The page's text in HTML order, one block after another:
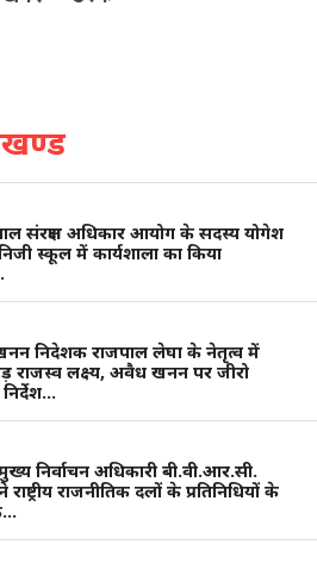
बाल संरक्षण अधिकार आयोग के सदस्य योगेश
स्कूल में कार्यशाला का किया
निदेशक राजपाल लेघा के नेतृत्व में
राजस्व लक्ष्य, अवैध खनन पर जीरो
निर्वाचन अधिकारी बी.वी.आर.सी.
राष्ट्रीय राजनीतिक दलों के प्रतिनिधियों के